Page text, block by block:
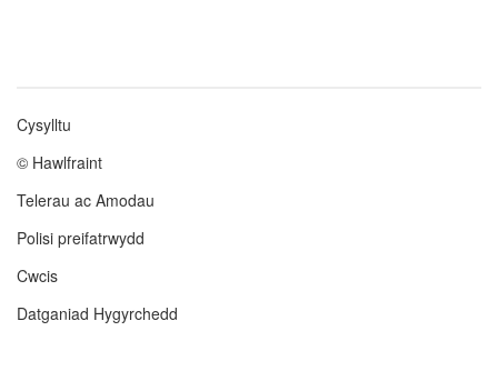
Footer
Cysylltu
© Hawlfraint
Telerau ac Amodau
Polisi preifatrwydd
Cwcis
Datganiad Hygyrchedd